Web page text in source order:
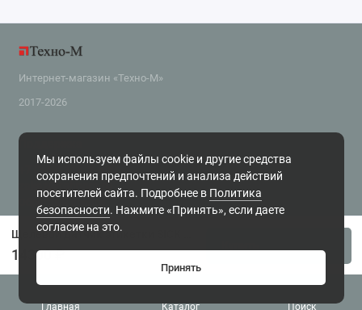
Главная Каталог Поиск
14300 ₽
Мы используем файлы cookie и другие средства
сохранения предпочтений и анализа действий
посетителей сайта. Подробнее в Политика
безопасности. Нажмите «Принять», если даете
согласие на это.
Принять
Интернет-магазин «Техно-М»
2017-2026
Поддержка
+7 (343) 318-2-800
zakaz@tehnom.ru
г. Екатеринбург, ул. Чайковского 16, офис 6 Будни, с 10.00 до 18.00